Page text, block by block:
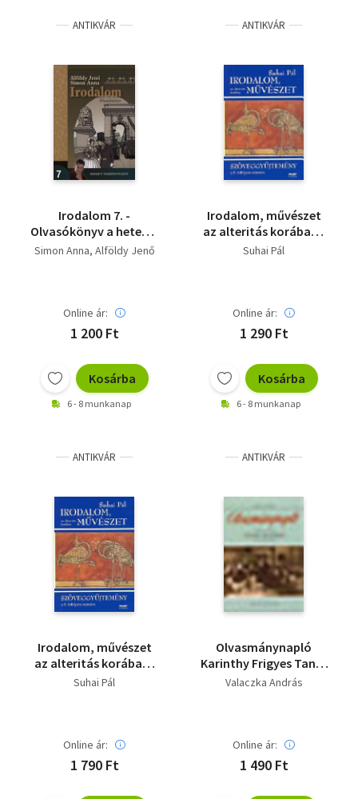
ANTIKVÁR
Irodalom 7. -
Olvasókönyv a hetedik
évfolyam számára
Simon Anna Alföldy Jenő
Online ár:
1 200 Ft
Kosárba
6 - 8 munkanap
ANTIKVÁR
Irodalom, művészet
az alteritás korában -
Művelődéstörténeti
Suhai Pál
Online ár:
1 290 Ft
Kosárba
6 - 8 munkanap
ANTIKVÁR
Irodalom, művészet
az alteritás korában-
szöveggyűjt. a 9.évf.
Suhai Pál
Online ár:
1 790 Ft
ANTIKVÁR
Olvasmánynapló
Karinthy Frigyes Tanár
úr kérem című
Valaczka András
Online ár:
1 490 Ft